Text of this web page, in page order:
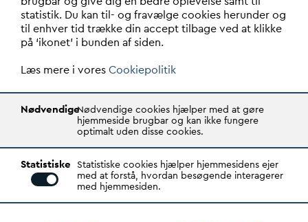
Tilslutningsbidrag i landzone og
skønnet bebyggelsesprocent
statistik. Du kan til- og fravælge cookies herunder og
til enhver tid trække din accept tilbage ved at klikke
på ‘ikonet’ i bunden af siden.
Læs mere i voresCookiepolitik
NødvendigeNødvendige cookies hjælper med at gøre
hjemmeside brugbar og kan ikke fungere
optimalt uden disse cookies.
Statistiske Statistiske cookies hjælper hjemmesidens ejer
med at forstå, hvordan besøgende interagerer
med hjemmesiden.